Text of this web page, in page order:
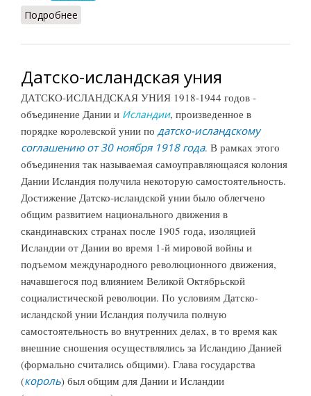
Подробнее
Датско-исландская уния
ДАТСКО-ИСЛАНДСКАЯ УНИЯ 1918-1944 годов -
объединение Дании и Исландии, произведенное в
порядке королевской унии по датско-исландскому
соглашению от 30 ноября 1918 года. В рамках этого
объединения так называемая самоуправляющаяся колония
Дании Исландия получила некоторую самостоятельность.
Достижение Датско-исландской унии было облегчено
общим развитием национального движения в
скандинавских странах после 1905 года, изоляцией
Исландии от Дании во время 1-й мировой войны и
подъемом международного революционного движения,
начавшегося под влиянием Великой Октябрьской
социалистической революции. По условиям Датско-
исландской унии Исландия получила полную
самостоятельность во внутренних делах, в то время как
внешние сношения осуществлялись за Исландию Данией
(формально считались общими). Глава государства
(король) был общим для Дании и Исландии